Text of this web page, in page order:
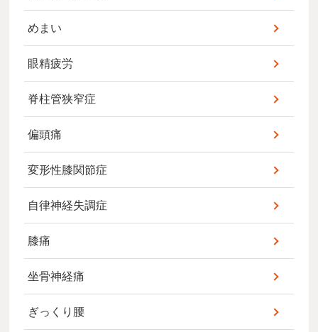
めまい
眼精疲労
脊柱管狭窄症
偏頭痛
変形性膝関節症
自律神経失調症
膝痛
坐骨神経痛
ぎっくり腰